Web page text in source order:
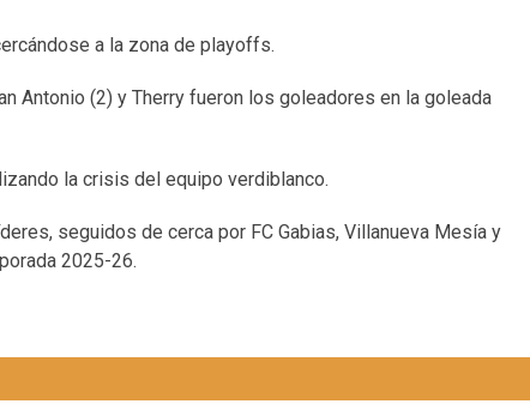
a la zona de playoffs.
Antonio (2) y Therry fueron los goleadores en la goleada
la crisis del equipo verdiblanco.
seguidos de cerca por FC Gabias, Villanueva Mesía y
2025-26.